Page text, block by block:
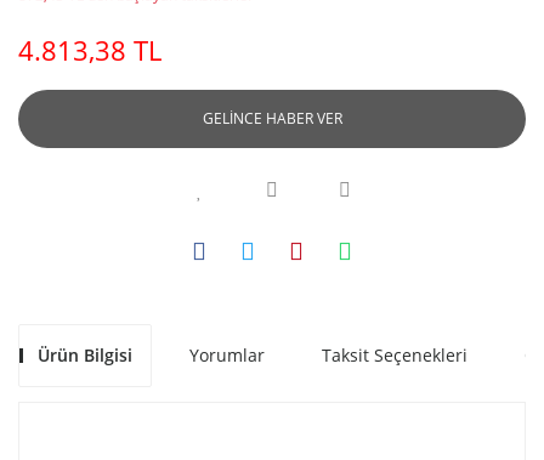
4.813,38 TL
GELİNCE HABER VER
Ürün Bilgisi Yorumlar Taksit Seçenekleri